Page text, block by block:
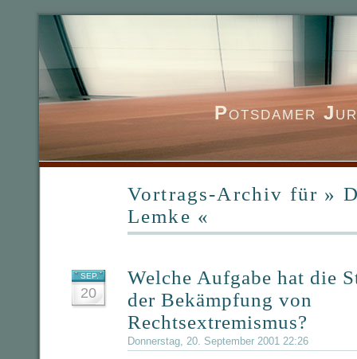
Potsdamer J
Vortrags-Archiv für »
Lemke «
SEP.
20
Welche Aufgabe hat die
der Bekämpfung von
Rechtsextremismus?
Donnerstag, 20. September 2001 22:26